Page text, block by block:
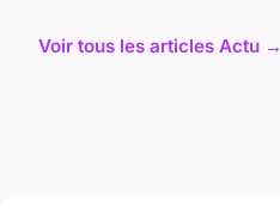
Voir tous les articles Actu →